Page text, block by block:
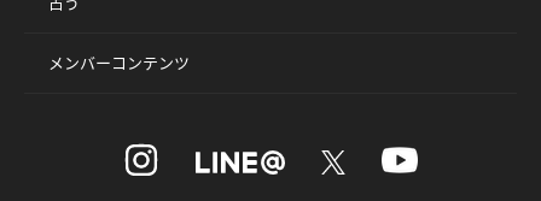
メンバーコンテンツ